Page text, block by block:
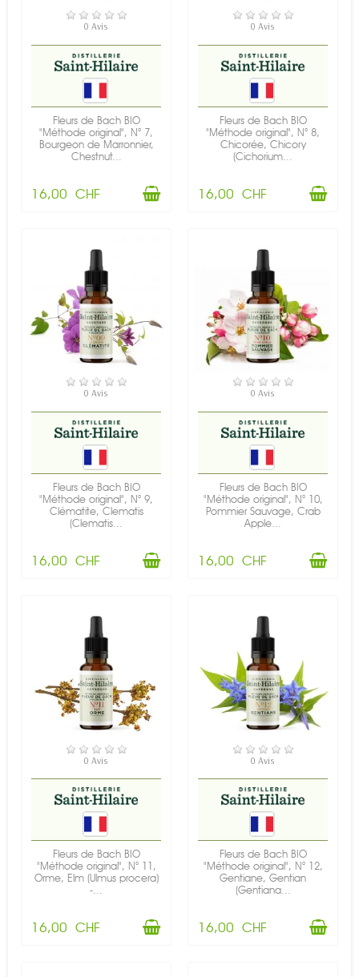
EN STOCK
0 Avis
Fleurs de Bach BIO
"Méthode original", N° 7,
Bourgeon de Marronnier,
Chestnut...
16,00 CHF
EN STOCK
0 Avis
Fleurs de Bach BIO
"Méthode original", N° 8,
Chicorée, Chicory
(Cichorium...
16,00 CHF
EN STOCK
0 Avis
Fleurs de Bach BIO
"Méthode original", N° 9,
Clématite, Clematis
(Clematis...
16,00 CHF
EN STOCK
0 Avis
Fleurs de Bach BIO
"Méthode original", N° 10,
Pommier Sauvage, Crab
Apple...
16,00 CHF
EN STOCK
0 Avis
Fleurs de Bach BIO
"Méthode original", N° 11,
Orme, Elm (Ulmus procera)
-...
16,00 CHF
EN STOCK
0 Avis
Fleurs de Bach BIO
"Méthode original", N° 12,
Gentiane, Gentian
(Gentiana...
16,00 CHF